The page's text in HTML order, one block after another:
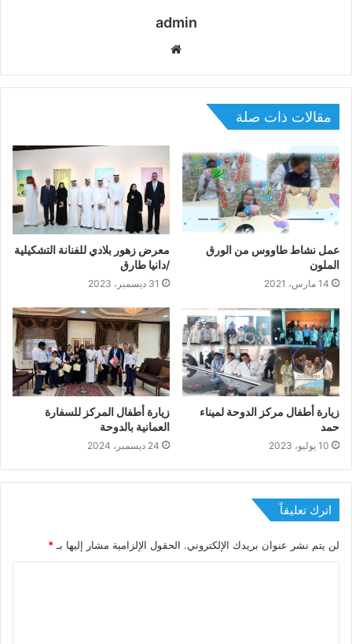
admin
مقالات ذات صلة
عمل نشاط طاووس من الورق
الملون
14 مارس، 2021
معرض زهور بلادي للفنانة التشكيلية
/دانيا طارق
31 ديسمبر، 2023
زيارة أطفال مركز الدوحة لميناء
حمد
10 يوليو، 2023
زيارة أطفال المركز للسفارة
العمانية بالدوحة
24 ديسمبر، 2024
اترك تعليقاً
لن يتم نشر عنوان بريدك الإلكتروني. الحقول الإلزامية مشار إليها بـ *